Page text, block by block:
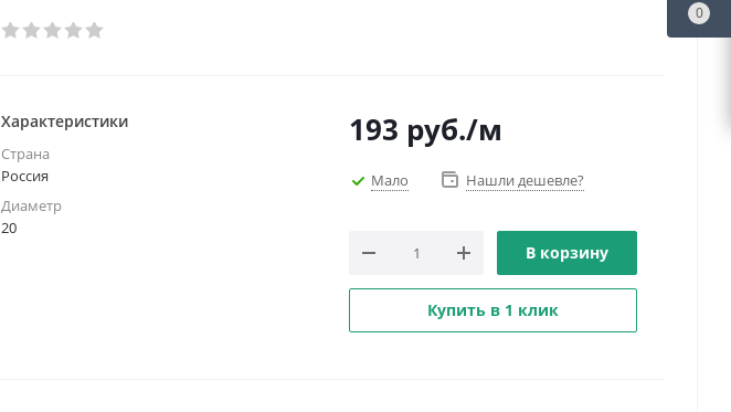
Характеристики
Страна
Россия
Диаметр
20
193 руб./м
Мало Нашли дешевле?
В корзину
Купить в 1 клик
0